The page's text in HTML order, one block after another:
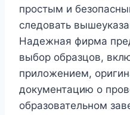
простым и
следовать
Надежная фирма
выбор образцов,
приложением,
документацию о
образовательном